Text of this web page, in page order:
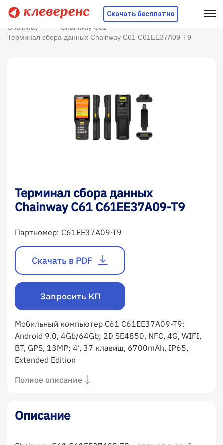
Скачать бесплатно
Главная Оборудование
ТСД
Chainway
Chainway C61
Терминал сбора данных Chainway C61 C61EE37A09-T9
Терминал сбора данных
Chainway C61 C61EE37A09-T9
Партномер: C61EE37A09-T9
Скачать в PDF
Запросить КП
Мобильный компьютер C61 C61EE37A09-T9:
Android 9.0, 4Gb/64Gb; 2D SE4850, NFC, 4G, WIFI,
BT, GPS, 13MP; 4‘, 37 клавиш, 6700mAh, IP65,
Extended Edition
Полное описание
Описание